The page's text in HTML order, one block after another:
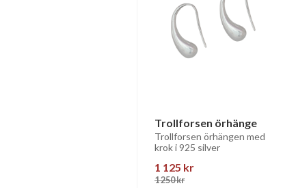
Trollforsen örhänge
Trollforsen örhängen med
krok i 925 silver
1 125 kr
1 250kr